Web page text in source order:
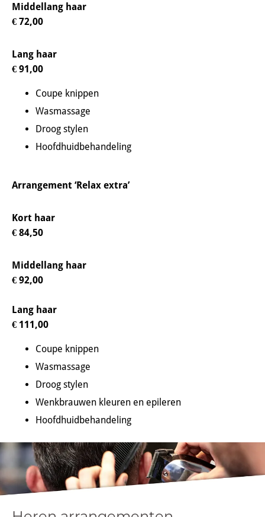
Middellang haar
€ 72,00
Lang haar
€ 91,00
Coupe knippen
Wasmassage
Droog stylen
Hoofdhuidbehandeling
Arrangement ‘Relax extra’
Kort haar
€ 84,50
Middellang haar
€ 92,00
Lang haar
€ 111,00
Coupe knippen
Wasmassage
Droog stylen
Wenkbrauwen kleuren en epileren
Hoofdhuidbehandeling